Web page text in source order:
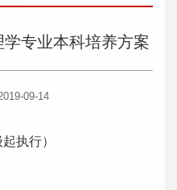
专业本科培养方案
09-14
执行）